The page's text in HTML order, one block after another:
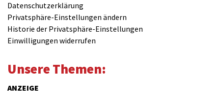
Datenschutzerklärung
Privatsphäre-Einstellungen ändern
Historie der Privatsphäre-Einstellungen
Einwilligungen widerrufen
Unsere Themen:
ANZEIGE